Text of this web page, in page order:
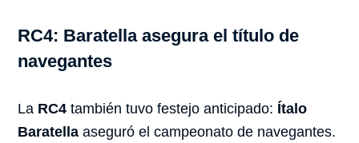
RC4: Baratella asegura el título de
navegantes
La RC4 también tuvo festejo anticipado: Ítalo
Baratella aseguró el campeonato de navegantes.